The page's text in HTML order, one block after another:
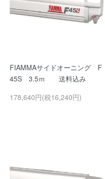
FIAMMAサイドオーニング F
45S 3.5ｍ 送料込み
178,640円(税16,240円)